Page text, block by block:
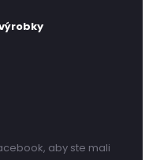
aby ste mali